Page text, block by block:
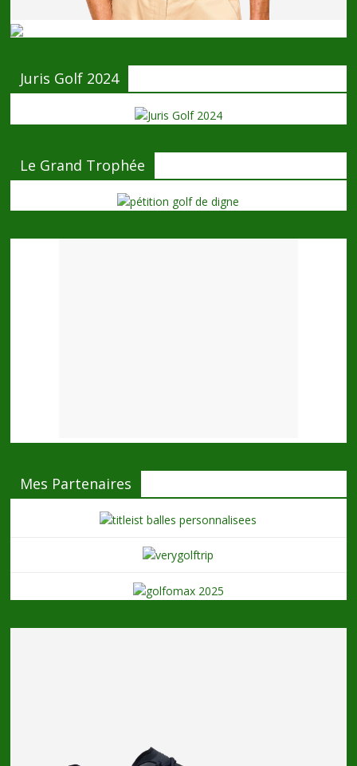
Juris Golf 2024
Le Grand Trophée
Mes Partenaires